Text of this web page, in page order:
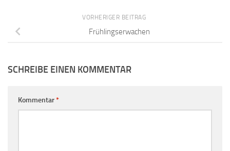
VORHERIGER BEITRAG
Frühlingserwachen
SCHREIBE EINEN KOMMENTAR
Kommentar*